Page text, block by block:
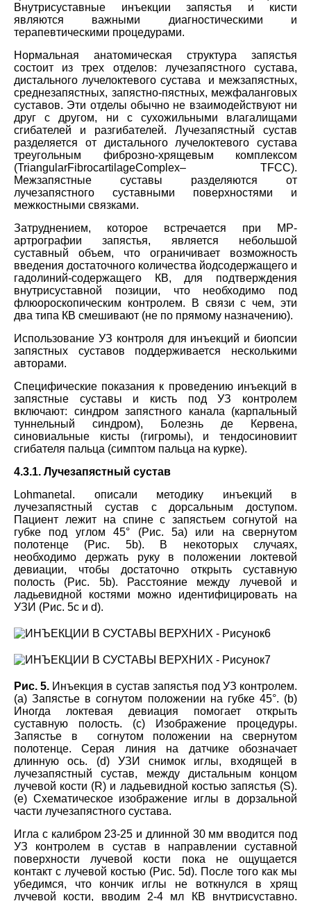
Внутрисуставные инъекции запястья и кисти
являются важными диагностическими и
терапевтическими процедурами.
Нормальная анатомическая структура запястья
состоит из трех отделов: лучезапястного сустава,
дистального лучелоктевого сустава и межзапястных,
среднезапястных, запястно-пястных, межфаланговых
суставов. Эти отделы обычно не взаимодействуют ни
друг с другом, ни с сухожильными влагалищами
сгибателей и разгибателей. Лучезапястный сустав
разделяется от дистального лучелоктевого сустава
треугольным фиброзно-хрящевым комплексом
(TriangularFibrocartilageComplex– TFCC).
Межзапястные суставы разделяются от
лучезапястного суставными поверхностями и
межкостными связками.
Затруднением, которое встречается при МР-
артрографии запястья, является небольшой
суставный объем, что ограничивает возможность
введения достаточного количества йодсодержащего и
гадолиний-содержащего КВ, для подтверждения
внутрисуставной позиции, что необходимо под
флюороскопическим контролем. В связи с чем, эти
два типа КВ смешивают (не по прямому назначению).
Использование УЗ контроля для инъекций и биопсии
запястных суставов поддерживается несколькими
авторами.
Специфические показания к проведению инъекций в
запястные суставы и кисть под УЗ контролем
включают: синдром запястного канала (карпальный
туннельный синдром), Болезнь де Кервена,
синовиальные кисты (гигромы), и тендосиновиит
сгибателя пальца (симптом пальца на курке).
4.3.1. Лучезапястный сустав
Lohmanetal . описали методику инъекций в
лучезапястный сустав с дорсальным доступом.
Пациент лежит на спине с запястьем согнутой на
губке под углом 45° (Рис. 5а) или на свернутом
полотенце (Рис. 5b). В некоторых случаях,
необходимо держать руку в положении локтевой
девиации, чтобы достаточно открыть суставную
полость (Рис. 5b). Расстояние между лучевой и
ладьевидной костями можно идентифицировать на
УЗИ (Рис. 5c и d).
Рис. 5. Инъекция в сустав запястья под УЗ контролем.
(а) Запястье в согнутом положении на губке 45°. (b)
Иногда локтевая девиация помогает открыть
суставную полость. (с) Изображение процедуры.
Запястье в согнутом положении на свернутом
полотенце. Серая линия на датчике обозначает
длинную ось. (d) УЗИ снимок иглы, входящей в
лучезапястный сустав, между дистальным концом
лучевой кости (R) и ладьевидной костью запястья (S).
(е) Схематическое изображение иглы в дорзальной
части лучезапястного сустава.
Игла с калибром 23-25 и длинной 30 мм вводится под
УЗ контролем в сустав в направлении суставной
поверхности лучевой кости пока не ощущается
контакт с лучевой костью (Рис. 5d). После того как мы
убедимся, что кончик иглы не воткнулся в хрящ
лучевой кости, вводим 2-4 мл КВ внутрисуставно.